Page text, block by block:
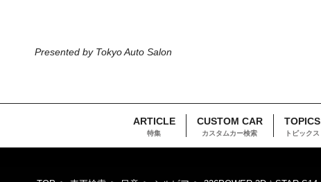
Presented by Tokyo Auto Salon
ARTICLE
特集
CUSTOM CAR
カスタムカー検索
TOPICS
トピックス